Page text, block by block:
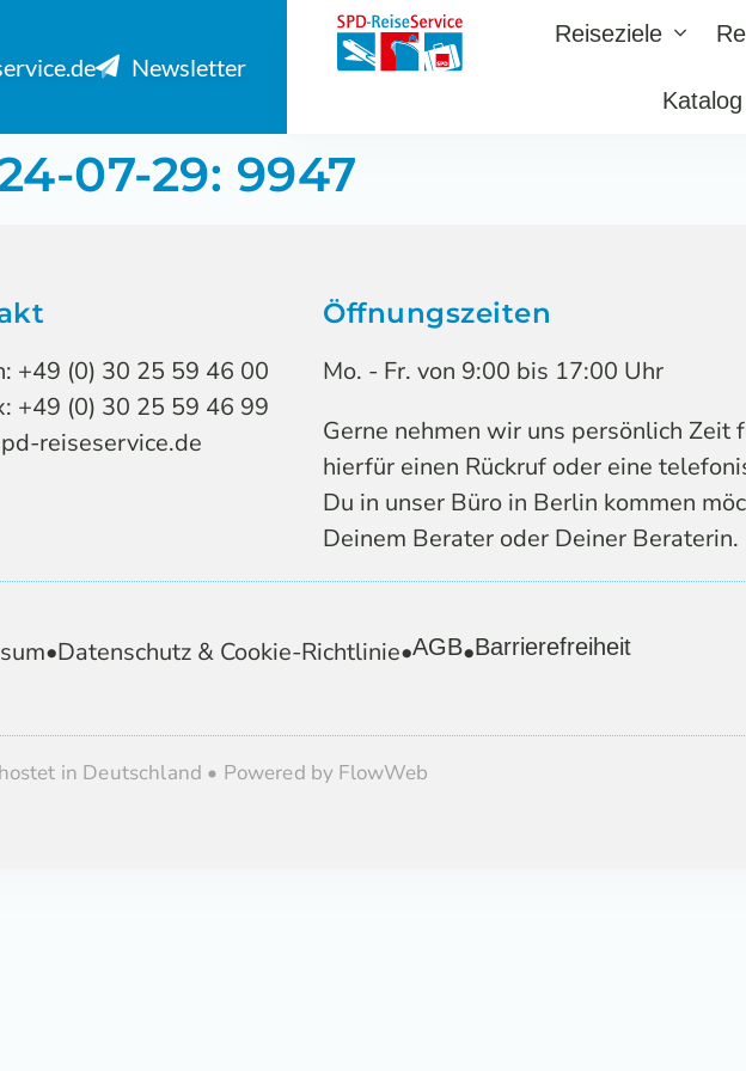
Newsletter
Reiseziele
Katalog
07-29: 9947
+49 (0) 30 25 59 46 00
+49 (0) 30 25 59 46 99
reiseservice.de
Öffnungszeiten
Mo. - Fr. von 9:00 bis 17:00 Uhr
Gerne nehmen wir uns persönlich Zeit
hierfür einen Rückruf oder eine
Du in unser Büro in Berlin kommen
Deinem Berater oder Deiner Beraterin.
•Datenschutz & Cookie-Richtlinie•AGB•Barrierefreiheit
in Deutschland • Powered by FlowWeb